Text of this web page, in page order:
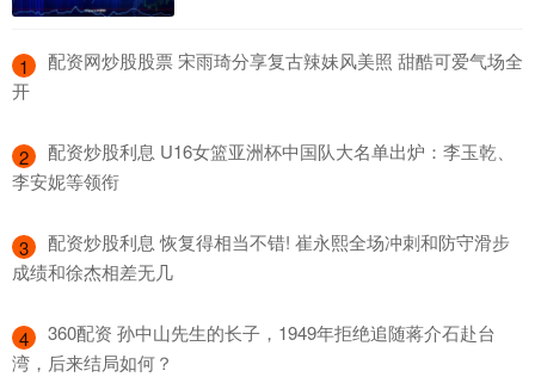
1
​配资网炒股股票 宋雨琦分享复古辣妹风美照 甜酷可爱气场全
开
2
​配资炒股利息 U16女篮亚洲杯中国队大名单出炉：李玉乾、
李安妮等领衔
3
​配资炒股利息 恢复得相当不错! 崔永熙全场冲刺和防守滑步
成绩和徐杰相差无几
4
​360配资 孙中山先生的长子，1949年拒绝追随蒋介石赴台
湾，后来结局如何？